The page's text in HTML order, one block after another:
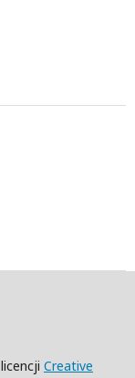
Creative